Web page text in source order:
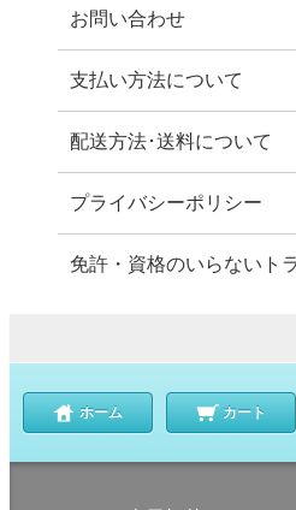
お問い合わせ
支払い方法について
配送方法･送料について
プライバシーポリシー
免許・資格のいらないト
ホーム カート